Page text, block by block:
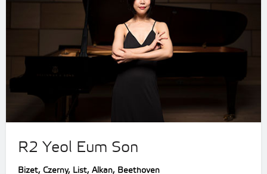
R2 Yeol Eum Son
Bizet, Czerny, List, Alkan, Beethoven